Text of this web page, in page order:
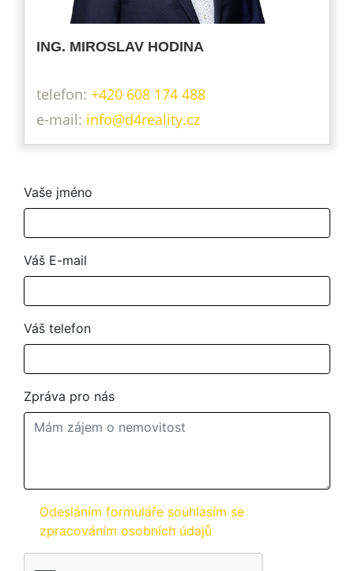
ING. MIROSLAV HODINA
telefon: +420 608 174 488
info@d4reality.cz
Vaše jméno
Váš E-mail
Váš telefon
Zpráva pro nás
Odesláním formuláře souhlasím se
zpracováním osobních údajů